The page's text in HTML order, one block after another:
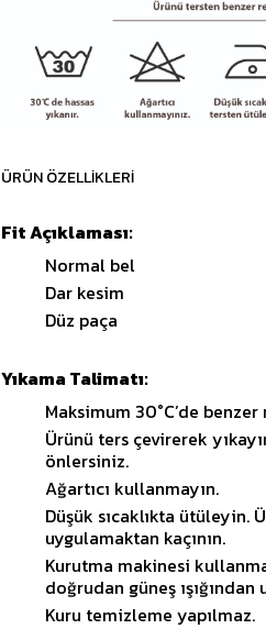
ÜRÜN ÖZELLIKLERI
Fit Açıklaması:
Normal bel
Dar kesim
Düz paça
Yıkama Talimatı:
Maksimum 30°C’de
Ürünü ters çevirerek
önlersiniz.
Ağartıcı kullanmayın.
Düşük sıcaklıkta ütüleyin.
uygulamaktan kaçının.
Kurutma makinesi
doğrudan güneş
Kuru temizleme yapılmaz.